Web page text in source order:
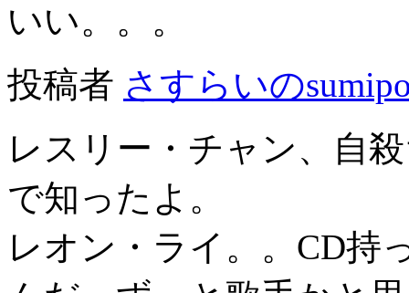
いい。。。
投稿者 さすらいの
レスリー・チャン、自
で知ったよ。
レオン・ライ。。CD持